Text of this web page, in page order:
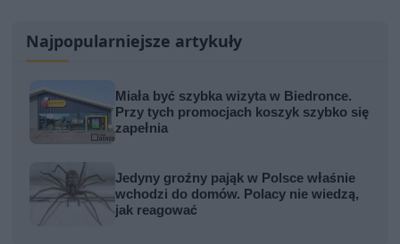
Najpopularniejsze artykuły
Miała być szybka wizyta w Biedronce.
Przy tych promocjach koszyk szybko się
zapełnia
Jedyny groźny pająk w Polsce właśnie
wchodzi do domów. Polacy nie wiedzą,
jak reagować